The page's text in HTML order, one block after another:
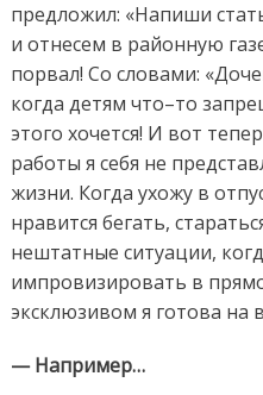
предложил: «Напиши
и отнесем в районную
порвал! Со словами:
когда детям что–то
этого хочется! И вот
работы я себя не
жизни. Когда ухожу в
нравится бегать,
нештатные ситуации,
импровизировать в
эксклюзивом я готова на
— Например…